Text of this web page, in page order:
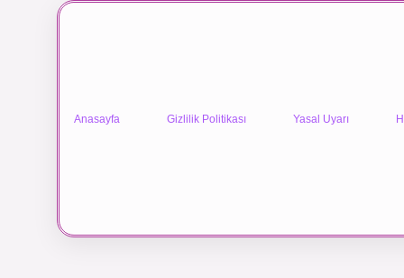
Anasayfa Gizlilik Politikası Yasal Uyarı